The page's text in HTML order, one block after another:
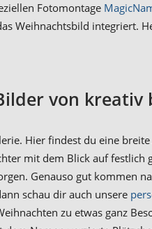
Fotomontage
Weihnachtsbild integriert.
von kreativ
Hier findest du eine
mit dem Blick auf
Genauso gut kommen
schau dir auch unsere
zu etwas ganz